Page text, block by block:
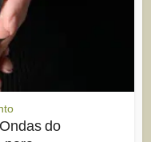
do